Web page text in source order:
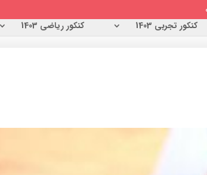
کنکور تجربی 1403 کنکور ریاضی 1403